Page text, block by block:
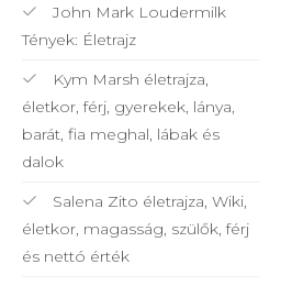
John Mark Loudermilk
Tények: Életrajz
Kym Marsh életrajza,
életkor, férj, gyerekek, lánya,
barát, fia meghal, lábak és
dalok
Salena Zito életrajza, Wiki,
életkor, magasság, szülők, férj
és nettó érték